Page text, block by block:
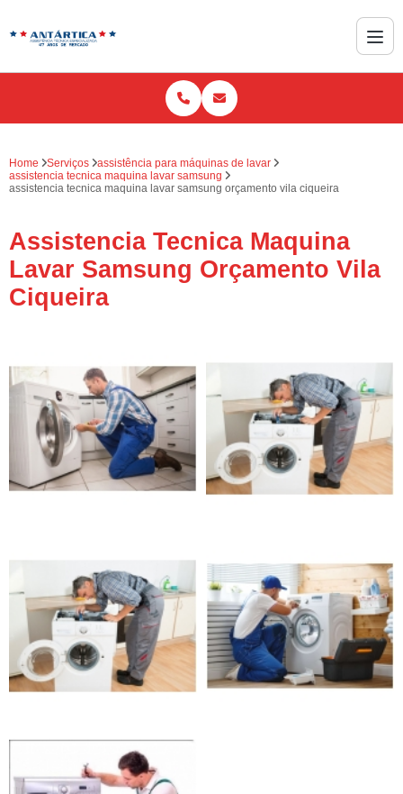
Home Serviços
assistência para máquinas de lavar
assistencia tecnica maquina lavar samsung
assistencia tecnica maquina lavar samsung orçamento vila ciqueira
Assistencia Tecnica Maquina
Lavar Samsung Orçamento Vila
Ciqueira